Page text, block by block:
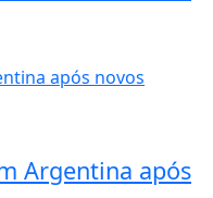
Argentina após